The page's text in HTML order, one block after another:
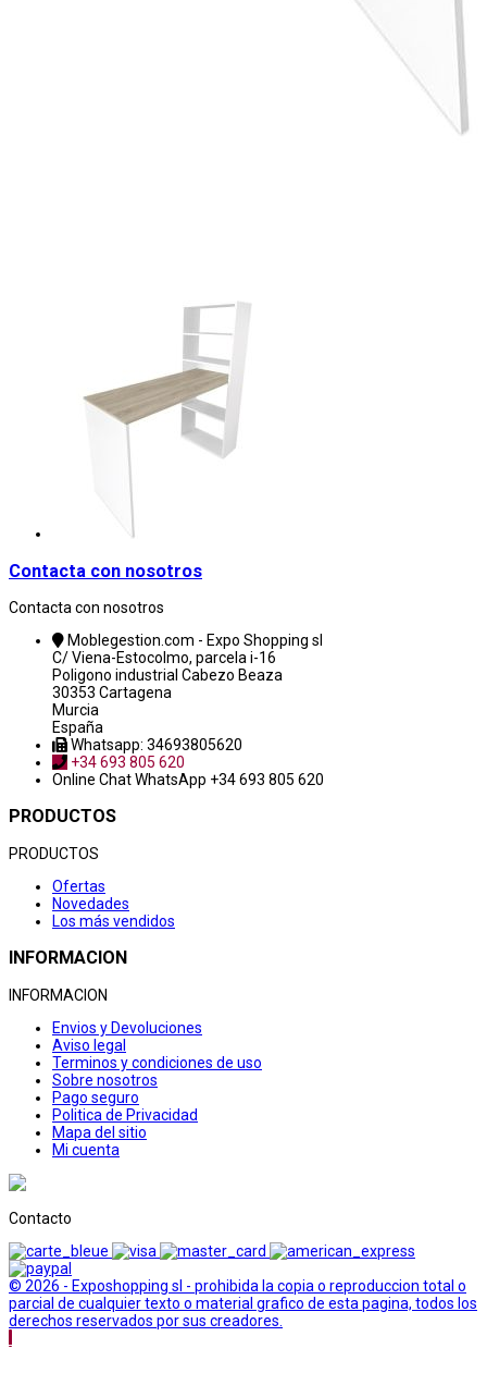
Contacta con nosotros
Contacta con nosotros
Moblegestion.com - Expo Shopping sl
C/ Viena-Estocolmo, parcela i-16
Poligono industrial Cabezo Beaza
30353 Cartagena
Murcia
España
Whatsapp: 34693805620
+34 693 805 620
Online ChatWhatsApp +34 693 805 620
PRODUCTOS
PRODUCTOS
Ofertas
Novedades
Los más vendidos
INFORMACION
INFORMACION
Envios y Devoluciones
Aviso legal
Terminos y condiciones de uso
Sobre nosotros
Pago seguro
Politica de Privacidad
Mapa del sitio
Mi cuenta
Contacto
© 2026 - Exposhopping sl - prohibida la copia o reproduccion total o
parcial de cualquier texto o material grafico de esta pagina, todos los
derechos reservados por sus creadores.